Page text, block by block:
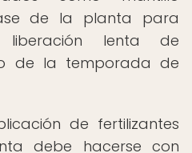
de la planta para
liberación lenta de
de la temporada de
de fertilizantes
debe hacerse con